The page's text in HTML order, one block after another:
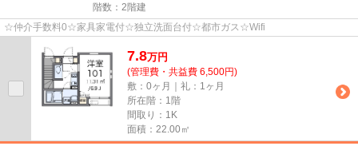
階数：2階建
☆仲介手数料0☆家具家電付☆独立洗面台付☆都市ガス☆Wifi
7.8万円
(管理費・共益費 6,500円)
敷：0ヶ月｜礼：1ヶ月
所在階：1階
間取り：1K
面積：22.00㎡